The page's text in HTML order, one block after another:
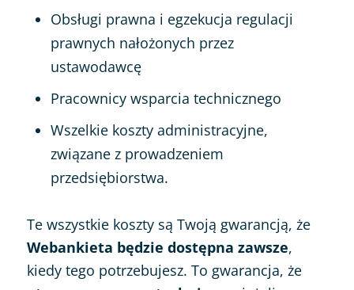
Obsługi prawna i egzekucja regulacji
prawnych nałożonych przez
ustawodawcę
Pracownicy wsparcia technicznego
Wszelkie koszty administracyjne,
związane z prowadzeniem
przedsiębiorstwa.
Te wszystkie koszty są Twoją gwarancją, że
Webankieta będzie dostępna zawsze,
kiedy tego potrzebujesz. To gwarancja, że